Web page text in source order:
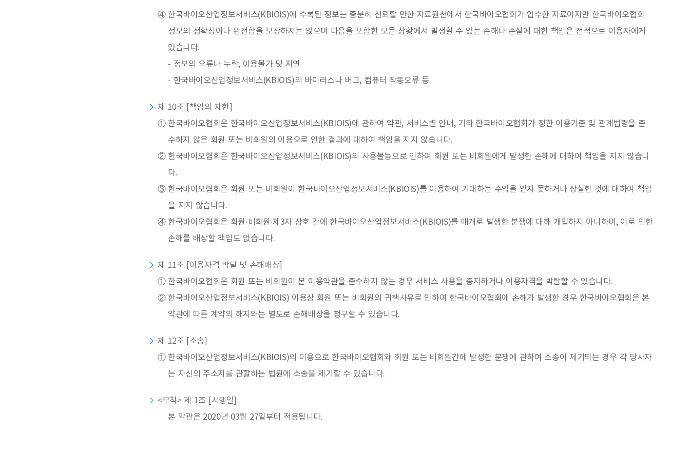
④ 한국바이오산업정보서비스(KBIOIS)에 수록된 정보는 충분히 신뢰할 만한 자료원천에서 한국바이오협회가 입수한 자료이지만 한국바이오협회
정보의 정확성이나 완전함을 보장하지는 않으며 다음을 포함한 모든 상황에서 발생할 수 있는 손해나 손실에 대한 책임은 전적으로 이용자에게
있습니다.
- 정보의 오류나 누락, 이용불가 및 지연
- 한국바이오산업정보서비스(KBIOIS)의 바이러스나 버그, 컴퓨터 작동오류 등
제 10조 [책임의 제한]
① 한국바이오협회은 한국바이오산업정보서비스(KBIOIS)에 관하여 약관, 서비스별 안내, 기타 한국바이오협회가 정한 이용기준 및 관계법령을 준
수하지 않은 회원 또는 비회원의 이용으로 인한 결과에 대하여 책임을 지지 않습니다.
② 한국바이오협회은 한국바이오산업정보서비스(KBIOIS)의 사용불능으로 인하여 회원 또는 비회원에게 발생한 손해에 대하여 책임을 지지 않습니
다.
③ 한국바이오협회은 회원 또는 비회원이 한국바이오산업정보서비스(KBIOIS)를 이용하여 기대하는 수익을 얻지 못하거나 상실한 것에 대하여 책임
을 지지 않습니다.
④ 한국바이오협회은 회원·비회원·제3자 상호 간에 한국바이오산업정보서비스(KBIOIS)를 매개로 발생한 분쟁에 대해 개입하지 아니하며, 이로 인한
손해를 배상할 책임도 없습니다.
제 11조 [이용자격 박탈 및 손해배상]
① 한국바이오협회은 회원 또는 비회원이 본 이용약관을 준수하지 않는 경우 서비스 사용을 중지하거나 이용자격을 박탈할 수 있습니다.
② 한국바이오산업정보서비스(KBIOIS) 이용상 회원 또는 비회원의 귀책사유로 인하여 한국바이오협회에 손해가 발생한 경우 한국바이오협회은 본
약관에 따른 계약의 해지와는 별도로 손해배상을 청구할 수 있습니다.
제 12조 [소송]
① 한국바이오산업정보서비스(KBIOIS)의 이용으로 한국바이오협회와 회원 또는 비회원간에 발생한 분쟁에 관하여 소송이 제기되는 경우 각 당사자
는 자신의 주소지를 관할하는 법원에 소송을 제기할 수 있습니다.
<부칙> 제 1조 [시행일]
본 약관은 2020년 03월 27일부터 적용됩니다.